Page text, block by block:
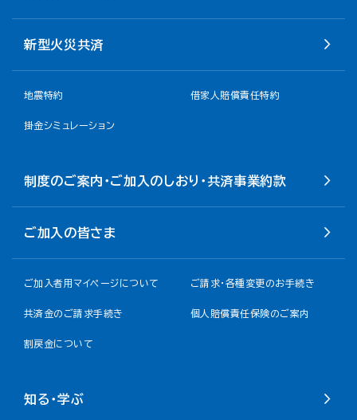
新型火災共済
地震特約 借家人賠償責任特約
掛金シミュレーション
制度のご案内・ご加入のしおり・共済事業約款
ご加入の皆さま
ご加入者用マイページについて ご請求・各種変更のお手続き
共済金のご請求手続き 個人賠償責任保険のご案内
割戻金について​
知る・学ぶ